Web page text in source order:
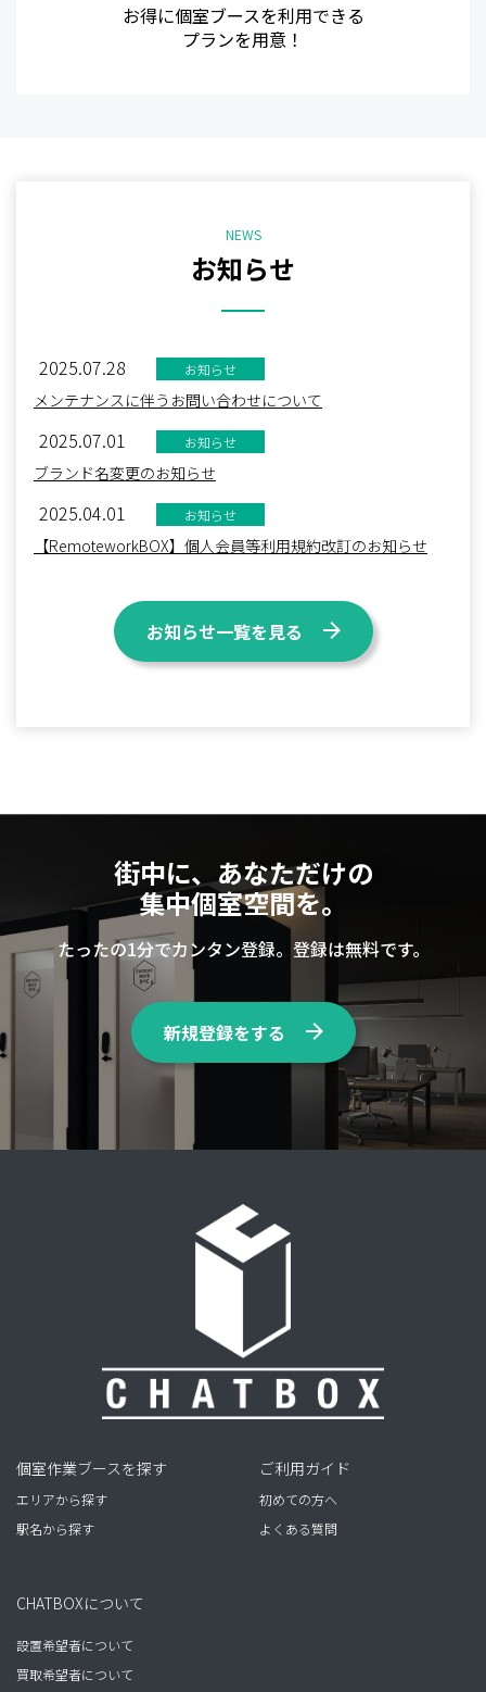
お得に個室ブースを利用できる
プランを用意！
NEWS
お知らせ
2025.07.28 お知らせ
メンテナンスに伴うお問い合わせについて
2025.07.01 お知らせ
ブランド名変更のお知らせ
2025.04.01 お知らせ
【RemoteworkBOX】個人会員等利用規約改訂のお知らせ
お知らせ一覧を見る
街中に、あなただけの
集中個室空間を。
たったの1分でカンタン登録。登録は無料です。
新規登録をする
個室作業ブースを探す
エリアから探す
駅名から探す
ご利用ガイド
初めての方へ
よくある質問
CHATBOXについて
設置希望者について
買取希望者について